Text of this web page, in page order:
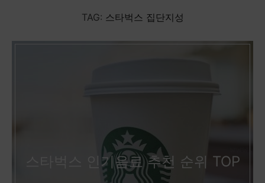
TAG: 스타벅스 집단지성
스타벅스 인기음료 추천 순위 TOP